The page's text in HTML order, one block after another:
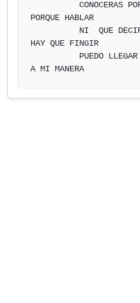
PORQUE HABLAR
HAY QUE FINGIR
A MI MANERA